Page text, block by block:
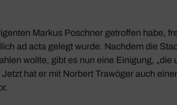
Markus Poschner getroffen habe,
ad acta gelegt wurde. Nachdem die
wollte, gibt es nun eine Eini­gung, „die
Jetzt hat er mit Norbert Trawöger auch